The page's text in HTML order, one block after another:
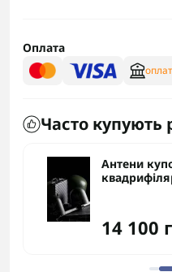
Оплата
Часто купують
Антени
14 100